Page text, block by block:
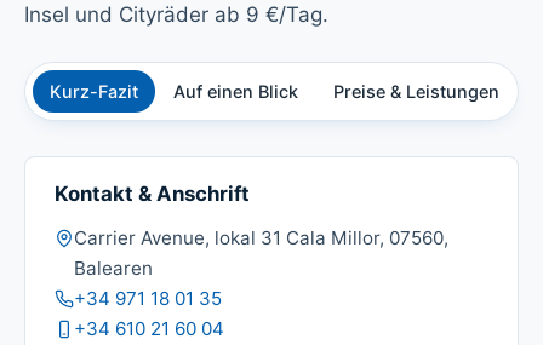
Insel und Cityräder ab 9 €/Tag.
Kurz-Fazit Auf einen Blick Preise & Leistungen
Kontakt & Anschrift
Adresse:
Carrier Avenue, lokal 31 Cala Millor, 07560,
Balearen
Telefon:
+34 971 18 01 35
Mobil:
+34 610 21 60 04